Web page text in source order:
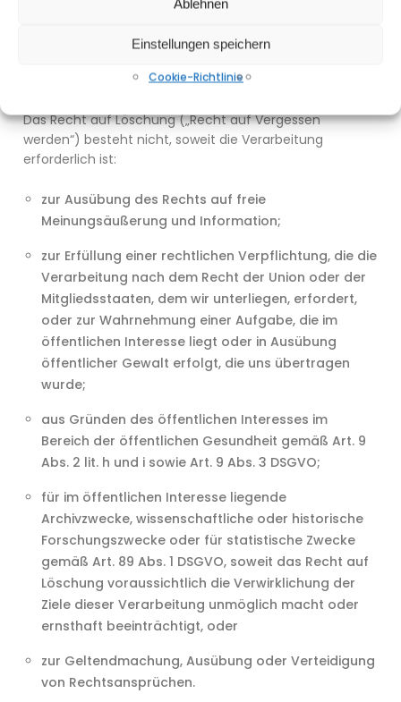
Ablehnen
Einstellungen speichern
Cookie-Richtlinie
die Löschung aller Links zu diesen personenbezogenen
personenbezogenen Daten verlangt hat.
Das Recht auf Löschung („Recht auf Vergessen
werden“) besteht nicht, soweit die Verarbeitung
erforderlich ist:
zur Ausübung des Rechts auf freie
Meinungsäußerung und Information;
zur Erfüllung einer rechtlichen Verpflichtung, die die
Verarbeitung nach dem Recht der Union oder der
Mitgliedsstaaten, dem wir unterliegen, erfordert,
oder zur Wahrnehmung einer Aufgabe, die im
öffentlichen Interesse liegt oder in Ausübung
öffentlicher Gewalt erfolgt, die uns übertragen
wurde;
aus Gründen des öffentlichen Interesses im
Bereich der öffentlichen Gesundheit gemäß Art. 9
Abs. 2 lit. h und i sowie Art. 9 Abs. 3 DSGVO;
für im öffentlichen Interesse liegende
Archivzwecke, wissenschaftliche oder historische
Forschungszwecke oder für statistische Zwecke
gemäß Art. 89 Abs. 1 DSGVO, soweit das Recht auf
Löschung voraussichtlich die Verwirklichung der
Ziele dieser Verarbeitung unmöglich macht oder
ernsthaft beeinträchtigt, oder
zur Geltendmachung, Ausübung oder Verteidigung
von Rechtsansprüchen.